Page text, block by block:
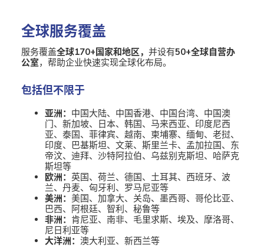
全球服务覆盖
服务覆盖全球170+国家和地区， 并设有50+全球自营办
公室，帮助企业快速实现全球化布局。
包括但不限于
亚洲： 中国大陆、中国香港、中国台湾、中国澳
门、新加坡、日本、韩国、马来西亚、印度尼西
亚、泰国、菲律宾、越南、柬埔寨、缅甸、老挝、
印度、巴基斯坦、文莱、斯里兰卡、孟加拉国、东
帝汶、迪拜、沙特阿拉伯、乌兹别克斯坦、哈萨克
斯坦等
欧洲： 英国、荷兰、德国、土耳其、西班牙、波
兰、丹麦、匈牙利、罗马尼亚等
美洲： 美国、加拿大、关岛、墨西哥、哥伦比亚、
巴西、阿根廷、智利、秘鲁等
非洲： 肯尼亚、南非、毛里求斯、埃及、摩洛哥、
尼日利亚等
大洋洲： 澳大利亚、新西兰等